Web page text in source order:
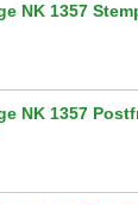
NK 1357
NK 1357